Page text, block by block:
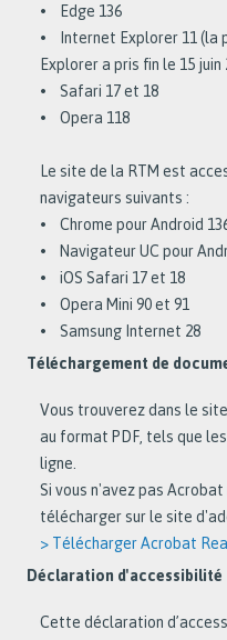
• Edge 136
• Internet Explorer 11 (la
Explorer a pris fin le 15 juin
• Safari 17 et 18
• Opera 118
Le site de la RTM est
navigateurs suivants :
• Chrome pour Android
• Navigateur UC pour
• iOS Safari 17 et 18
• Opera Mini 90 et 91
• Samsung Internet 28
Téléchargement de
Vous trouverez dans le
au format PDF, tels que
ligne.
Si vous n'avez pas
télécharger sur le site
> Télécharger Acrobat
Déclaration d'accessibilité
Cette déclaration